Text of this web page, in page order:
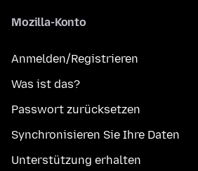
Mozilla-Konto
Anmelden/Registrieren
Was ist das?
Passwort zurücksetzen
Synchronisieren Sie Ihre Daten
Unterstützung erhalten